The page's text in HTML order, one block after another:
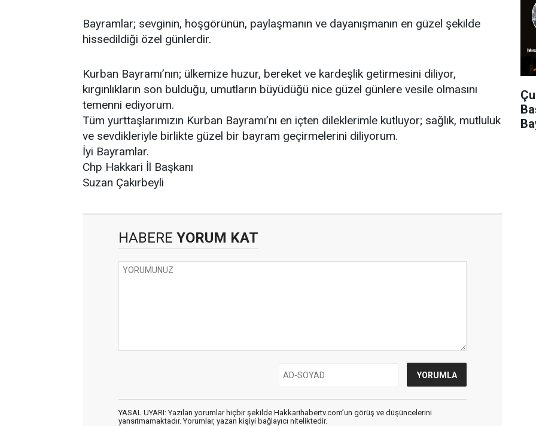
Bayramlar; sevginin, hoşgörünün, paylaşmanın ve dayanışmanın en güzel şekilde
hissedildiği özel günlerdir.
Kurban Bayramı’nın; ülkemize huzur, bereket ve kardeşlik getirmesini diliyor,
kırgınlıkların son bulduğu, umutların büyüdüğü nice güzel günlere vesile olmasını
temenni ediyorum.
Tüm yurttaşlarımızın Kurban Bayramı’nı en içten dileklerimle kutluyor; sağlık, mutluluk
ve sevdikleriyle birlikte güzel bir bayram geçirmelerini diliyorum.
İyi Bayramlar.
Chp Hakkari İl Başkanı
Suzan Çakırbeyli
HABERE YORUM KAT
YASAL UYARI: Yazılan yorumlar hiçbir şekilde Hakkarihabertv.com’un görüş ve düşüncelerini
yansıtmamaktadır. Yorumlar, yazan kişiyi bağlayıcı niteliktedir.